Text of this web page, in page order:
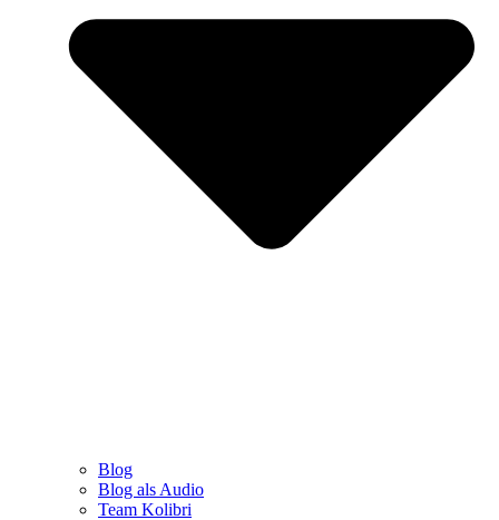
Blog
Blog als Audio
Team Kolibri